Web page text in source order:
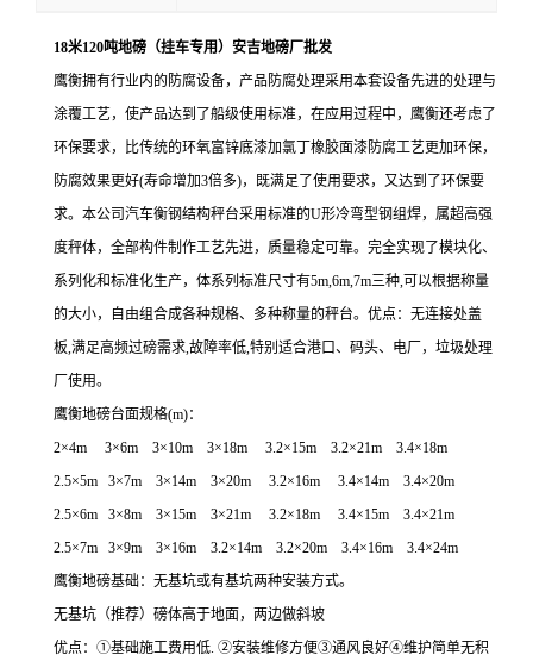
18米120吨地磅（挂车专用）安吉地磅厂批发
鹰衡拥有行业内的防腐设备，产品防腐处理采用本套设备先进的处理与
涂覆工艺，使产品达到了船级使用标准，在应用过程中，鹰衡还考虑了
环保要求，比传统的环氧富锌底漆加氯丁橡胶面漆防腐工艺更加环保，
防腐效果更好(寿命增加3倍多)，既满足了使用要求，又达到了环保要
求。本公司汽车衡钢结构秤台采用标准的U形冷弯型钢组焊，属超高强
度秤体，全部构件制作工艺先进，质量稳定可靠。完全实现了模块化、
系列化和标准化生产，体系列标准尺寸有5m,6m,7m三种,可以根据称量
的大小，自由组合成各种规格、多种称量的秤台。优点：无连接处盖
板,满足高频过磅需求,故障率低,特别适合港口、码头、电厂，垃圾处理
厂使用。
鹰衡地磅台面规格(m)：
2×4m 3×6m 3×10m 3×18m 3.2×15m 3.2×21m 3.4×18m
2.5×5m 3×7m 3×14m 3×20m 3.2×16m 3.4×14m 3.4×20m
2.5×6m 3×8m 3×15m 3×21m 3.2×18m 3.4×15m 3.4×21m
2.5×7m 3×9m 3×16m 3.2×14m 3.2×20m 3.4×16m 3.4×24m
鹰衡地磅基础：无基坑或有基坑两种安装方式。
无基坑（推荐）磅体高于地面，两边做斜坡
优点： ①基础施工费用低. ②安装维修方便③通风良好④维护简单无积